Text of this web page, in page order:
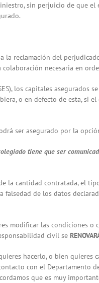
sin perjuicio de que el
la reclamación del
necesaria en
los capitales asegurados
o en defecto de esta, si
ser asegurado por la
tiene que ser
la cantidad contratada, el
falsedad de los datos
modificar las condiciones
civil se
hacerlo, o bien quieres
con el Departamento
que es muy